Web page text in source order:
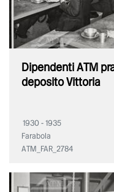
Dipendenti ATM
deposito Vittoria
1930 - 1935
Farabola
ATM_FAR_2784